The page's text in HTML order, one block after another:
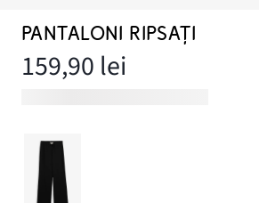
PANTALONI RIPSAȚI
159,90 lei